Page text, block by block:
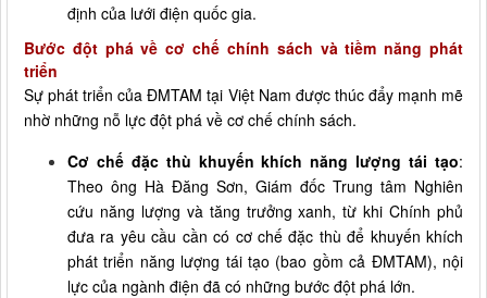
định của lưới điện quốc gia.
Bước đột phá về cơ chế chính sách và tiềm năng phát
triển
Sự phát triển của ĐMTAM tại Việt Nam được thúc đẩy mạnh mẽ
nhờ những nỗ lực đột phá về cơ chế chính sách.
Cơ chế đặc thù khuyến khích năng lượng tái tạo:
Theo ông Hà Đăng Sơn, Giám đốc Trung tâm Nghiên
cứu năng lượng và tăng trưởng xanh, từ khi Chính phủ
đưa ra yêu cầu cần có cơ chế đặc thù để khuyến khích
phát triển năng lượng tái tạo (bao gồm cả ĐMTAM), nội
lực của ngành điện đã có những bước đột phá lớn.